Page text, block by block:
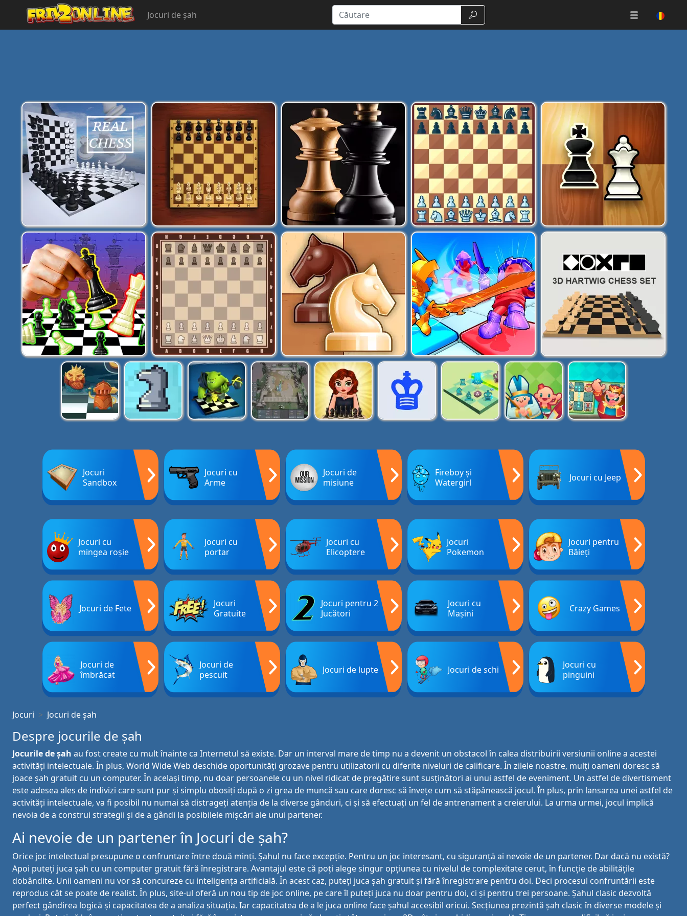
Jocuri de șah Căutare
Jocuri
Sandbox
Jocuri cu
Arme
Jocuri de
misiune
Fireboy și
Watergirl
Jocuri cu Jeep
Jocuri cu
mingea roșie
Jocuri cu
portar
Jocuri cu
Elicoptere
Jocuri
Pokemon
Jocuri pentru
Băieți
Jocuri de Fete
Jocuri
Gratuite
Jocuri pentru 2
Jucători
Jocuri cu
Mașini
Crazy Games
Jocuri de
îmbrăcat
Jocuri de
pescuit
Jocuri de lupte Jocuri de schi
Jocuri cu
pinguini
Jocuri Jocuri de șah
Despre jocurile de șah
Jocurile de șah au fost create cu mult înainte ca Internetul să existe. Dar un interval mare de timp nu a devenit un obstacol în calea distribuirii versiunii online a acestei
activități intelectuale. În plus, World Wide Web deschide oportunități grozave pentru utilizatorii cu diferite niveluri de calificare. În zilele noastre, mulți oameni doresc să
joace șah gratuit cu un computer. În același timp, nu doar persoanele cu un nivel ridicat de pregătire sunt susținători ai unui astfel de eveniment. Un astfel de divertisment
este adesea ales de indivizi care sunt pur și simplu obosiți după o zi grea de muncă sau care doresc să învețe cum să stăpânească jocul. În plus, prin lansarea unei astfel de
activități intelectuale, va fi posibil nu numai să distrageți atenția de la diverse gânduri, ci și să efectuați un fel de antrenament a creierului. La urma urmei, jocul implică
nevoia de a construi strategii și de a gândi la posibilele mișcări ale unui partener.
Ai nevoie de un partener în Jocuri de șah?
Orice joc intelectual presupune o confruntare între două minți. Șahul nu face excepție. Pentru un joc interesant, cu siguranță ai nevoie de un partener. Dar dacă nu există?
Apoi puteți juca șah cu un computer gratuit fără înregistrare. Avantajul este că poți alege singur opțiunea cu nivelul de complexitate cerut, în funcție de abilitățile
dobândite. Unii oameni nu vor să concureze cu inteligența artificială. În acest caz, puteți juca șah gratuit și fără înregistrare pentru doi. Deci procesul confruntării este
reprodus cât se poate de realist. În plus, site-ul oferă un nou tip de joc online, pe care îl puteți juca nu doar pentru doi, ci și pentru trei persoane. Șahul clasic dezvoltă
perfect gândirea logică și capacitatea de a analiza situația. Iar capacitatea de a le juca online face șahul accesibil oricui. Secțiunea prezintă șah clasic în diverse modele și